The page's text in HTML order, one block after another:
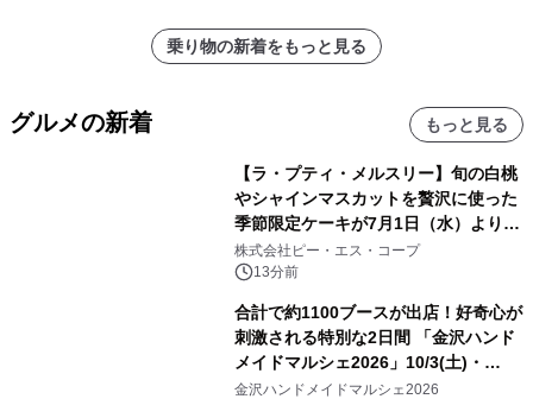
乗り物の新着をもっと見る
グルメの新着 もっと見る
【ラ・プティ・メルスリー】旬の白桃
やシャインマスカットを贅沢に使った
季節限定ケーキが7月1日（水）より順
次登場！
株式会社ピー・エス・コープ
13分前
合計で約1100ブースが出店！好奇心が
刺激される特別な2日間 「金沢ハンド
メイドマルシェ2026」10/3(土)・
10/4(日)開催
金沢ハンドメイドマルシェ2026